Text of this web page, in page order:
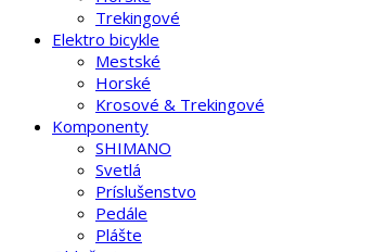
Trekingové
Elektro bicykle
Mestské
Horské
Krosové & Trekingové
Komponenty
SHIMANO
Svetlá
Príslušenstvo
Pedále
Plášte